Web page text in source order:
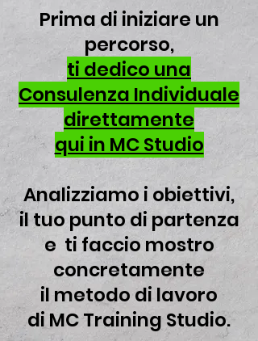
Prima di iniziare un
percorso,
ti dedico una
Consulenza Individuale
direttamente
qui in MC Studio
Analizziamo i obiettivi,
il tuo punto di partenza
e ti faccio mostro
concretamente
il metodo di lavoro
diMC Training Studio.